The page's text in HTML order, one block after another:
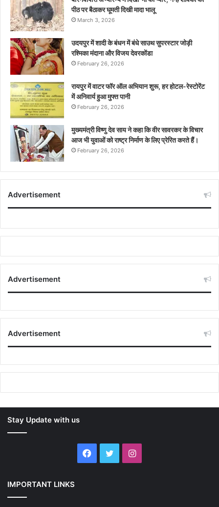
पीठ पर बैठाकर घूमती दिखी मादा भालू
March 3, 2026
उदयपुर में शादी के बंधन में बंधे साउथ सुपरस्टार जोड़ी
रश्मिका मंदाना और विजय देवरकोंडा
February 26, 2026
रायपुर में वाटर फॉर ऑल अभियान शुरू, हर होटल-रेस्टोरेंट
में अनिवार्य हुआ मुफ्त पानी
February 26, 2026
मुख्यमंत्री विष्णु देव साय ने कहा कि वीर सावरकर के विचार
आज भी युवाओं को राष्ट्र निर्माण के लिए प्रेरित करते हैं।
February 26, 2026
Advertisement
Advertisement
Advertisement
Stay Update with us
Facebook
TwitterInstagram
IMPORTANT LINKS